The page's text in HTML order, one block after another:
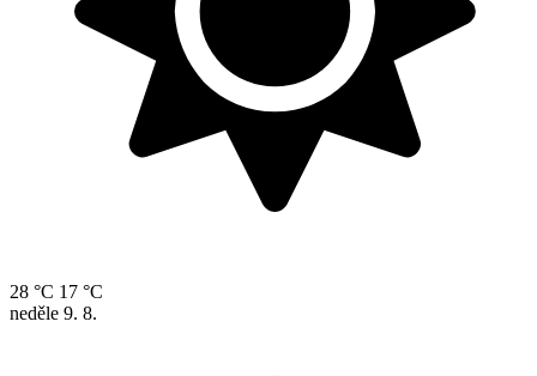
28 °C 17 °C
neděle 9. 8.